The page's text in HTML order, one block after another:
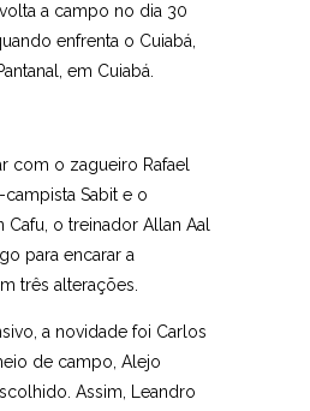
a campo no dia 30
enfrenta o Cuiabá,
em Cuiabá.
com o zagueiro Rafael
Sabit e o
Cafu, o treinador Allan Aal
para encarar a
três alterações.
a novidade foi Carlos
de campo, Alejo
Assim, Leandro